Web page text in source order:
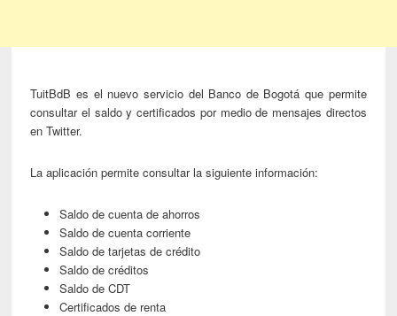
TuitBdB es el nuevo servicio del Banco de Bogotá que permite
consultar el saldo y certificados por medio de mensajes directos
en Twitter.
La aplicación permite consultar la siguiente información:
Saldo de cuenta de ahorros
Saldo de cuenta corriente
Saldo de tarjetas de crédito
Saldo de créditos
Saldo de CDT
Certificados de renta